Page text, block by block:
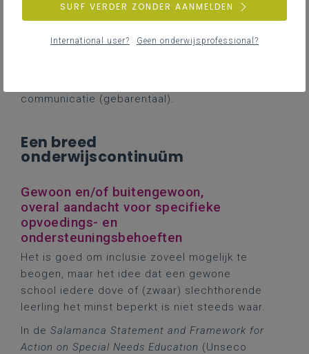
het buitengewoon onderwijs.
die onderwezen worden via auditief orale
communicatie (gebarentaal).
Een breed
onderwijscontinuüm
Gewoon en/of buitengewoon,
overal aandacht voor specifieke
opvoedings- en
ondersteuningsbehoeften
Het is goed om inclusie zoveel mogelijk te
beogen, maar het idee dat een gewone
school iedere dove of (zwaar) slechthorende
leerling het minst beperkt is niet steeds waar.
In de Salamanca Statement and Framework for
Action on Special Needs Education (Unseco
SURF VERDER ZONDER AANMELDEN
International user? Geen onderwijsprofessional?